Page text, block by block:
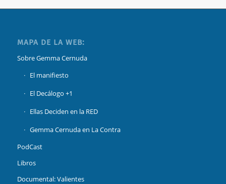
MAPA DE LA WEB:
Sobre Gemma Cernuda
El manifiesto
El Decálogo +1
Ellas Deciden en la RED
Gemma Cernuda en La Contra
PodCast
Libros
Documental: Valientes